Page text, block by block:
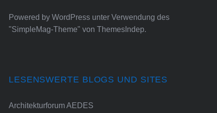
Powered by WordPressunter Verwendung des
"SimpleMag-Theme" von ThemesIndep.
LESENSWERTE BLOGS UND SITES
Architekturforum AEDES